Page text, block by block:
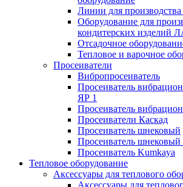
Линии для
Оборудование для
кондитерских изделий
Отсадочное
Тепловое и варочное
Просеиватели
Вибропросеиватель
Просеиватель
ЯР 1
Просеиватель
Просеиватели Каскад
Просеиватель шнековый
Просеиватель шнековый
Просеиватель Kumkaya
Тепловое оборудование
Аксессуары для теплового
Аксессуары для